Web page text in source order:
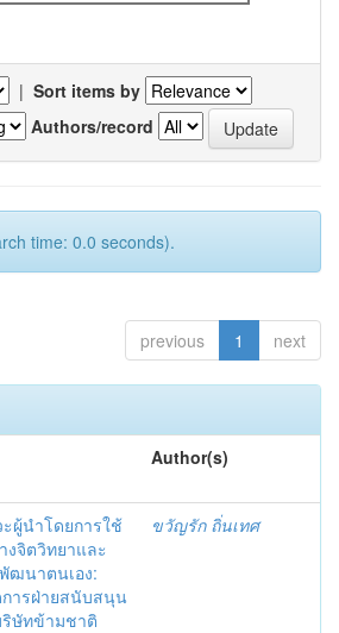
| Sort items by
Authors/record
time: 0.0 seconds).
previous 1 next
Author(s)
ผู้นำโดยการใช้
งจิตวิทยาและ
ฒนาตนเอง:
ารฝ่ายสนับสนุน
ษัทข้ามชาติ
ขวัญรัก ถิ่นเทศ